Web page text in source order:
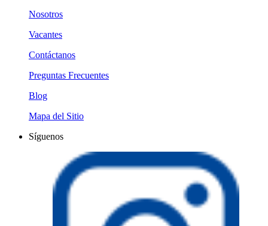
Nosotros
Vacantes
Contáctanos
Preguntas Frecuentes
Blog
Mapa del Sitio
Síguenos